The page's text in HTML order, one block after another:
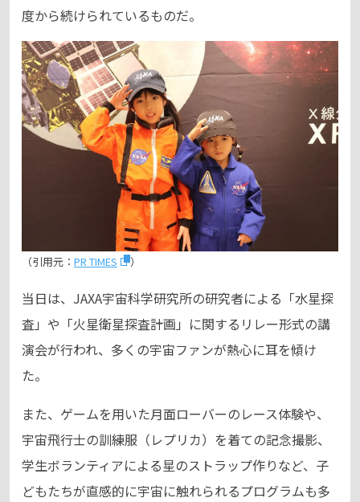
度から続けられているものだ。
（引用元： PR TIMES ）
当日は、JAXA宇宙科学研究所の研究者による「水星探
査」や「火星衛星探査計画」に関するリレー形式の講
演会が行われ、多くの宇宙ファンが熱心に耳を傾け
た。
また、ゲームを用いた月面ローバーのレース体験や、
宇宙飛行士の訓練服（レプリカ）を着ての記念撮影、
学生ボランティアによる星のストラップ作りなど、子
どもたちが直感的に宇宙に触れられるプログラムも多